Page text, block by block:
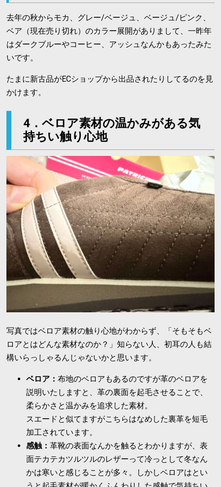
去年の秋からモカ、グレー/ベージュ、ベージュ/ピンク、
ベア（現在売り切れ）のカラー展開がありまして、一昨年
はダークブルーやコーヒー、アッシュなんかもあったみた
いです。
たまに新古品がECショップから出品されたりしてるのを見
かけます。
4．ベロア素材の温かみがある気
持ちい触り心地
写真ではベロア素材の触り心地がわからず、「そもそもベ
ロアとはどんな素材なのか？」知らない人、初耳の人も結
構いらっしゃるんじゃないかと思います。
ベロア：布地のベロアもあるのですが革のベロアを
説明いたしますと、革の裏面を起毛させることで、
柔らかさと温かみを追求した素材。
スエードと似てますがこちらはなめした裏革を短毛
加工されています。
感触：革靴の表面なんかを触るとわかりますが、表
面テカテカツルツルのレザーって冷っとして冬なん
かは寒いと感じることが多々。しかしベロアはとい